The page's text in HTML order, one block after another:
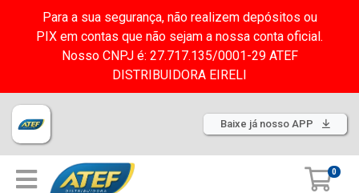
Para a sua segurança, não realizem depósitos ou
PIX em contas que não sejam a nossa conta oficial.
Nosso CNPJ é: 27.717.135/0001-29 ATEF
DISTRIBUIDORA EIRELI
Baixe já nosso APP
0